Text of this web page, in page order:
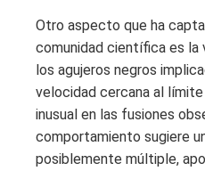
Otro aspecto que ha
comunidad científica es la
los agujeros negros
velocidad cercana al
inusual en las fusiones
comportamiento sugiere
posiblemente múltiple,